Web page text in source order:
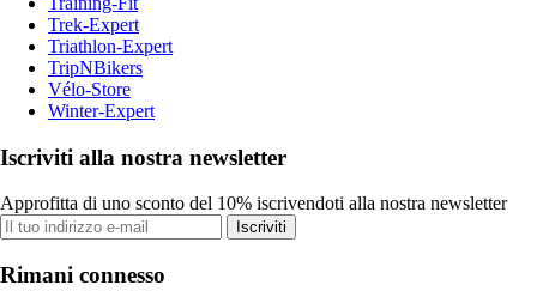
Trek-Expert
Triathlon-Expert
TripNBikers
Vélo-Store
Winter-Expert
Iscriviti alla nostra newsletter
Approfitta di uno sconto del 10% iscrivendoti alla nostra newsletter
Iscriviti
Rimani connesso